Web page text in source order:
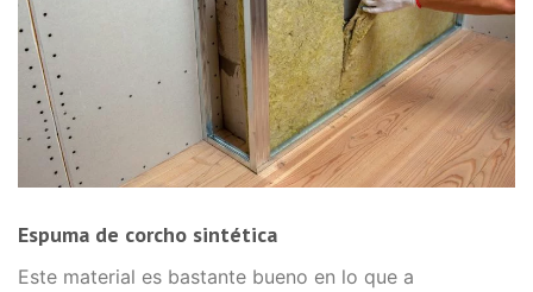
Espuma de corcho sintética
Este material es bastante bueno en lo que a